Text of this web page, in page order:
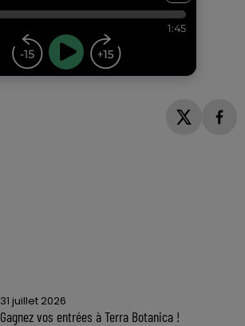
31 juillet 2026
Gagnez vos entrées à Terra Botanica !